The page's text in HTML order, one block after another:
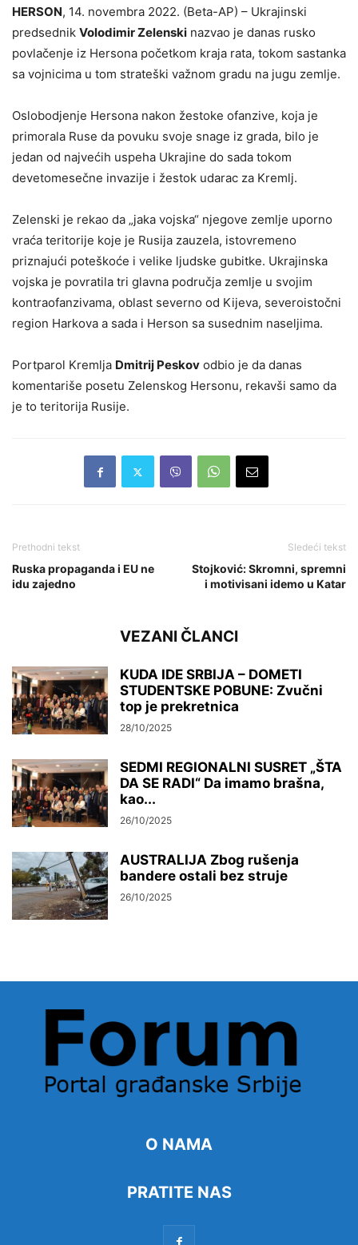
HERSON, 14. novembra 2022. (Beta-AP) – Ukrajinski
predsednik Volodimir Zelenski nazvao je danas rusko
povlačenje iz Hersona početkom kraja rata, tokom sastanka
sa vojnicima u tom strateški važnom gradu na jugu zemlje.
Oslobodjenje Hersona nakon žestoke ofanzive, koja je
primorala Ruse da povuku svoje snage iz grada, bilo je
jedan od najvećih uspeha Ukrajine do sada tokom
devetomesečne invazije i žestok udarac za Kremlj.
Zelenski je rekao da „jaka vojska“ njegove zemlje uporno
vraća teritorije koje je Rusija zauzela, istovremeno
priznajući poteškoće i velike ljudske gubitke. Ukrajinska
vojska je povratila tri glavna područja zemlje u svojim
kontraofanzivama, oblast severno od Kijeva, severoistočni
region Harkova a sada i Herson sa susednim naseljima.
Portparol Kremlja Dmitrij Peskov odbio je da danas
komentariše posetu Zelenskog Hersonu, rekavši samo da
je to teritorija Rusije.
Prethodni tekst
Ruska propaganda i EU ne
idu zajedno
Sledeći tekst
Stojković: Skromni, spremni
i motivisani idemo u Katar
VEZANI ČLANCI
KUDA IDE SRBIJA – DOMETI
STUDENTSKE POBUNE: Zvučni
top je prekretnica
28/10/2025
SEDMI REGIONALNI SUSRET „ŠTA
DA SE RADI“ Da imamo brašna,
kao...
26/10/2025
AUSTRALIJA Zbog rušenja
bandere ostali bez struje
26/10/2025
O NAMA
PRATITE NAS